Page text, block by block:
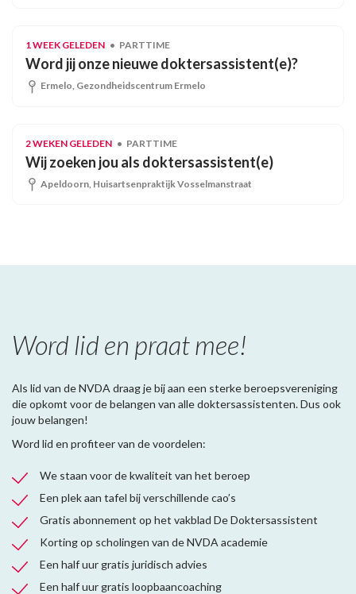
1 WEEK GELEDEN PARTTIME
Word jij onze nieuwe doktersassistent(e)?
Ermelo, Gezondheidscentrum Ermelo
2 WEKEN GELEDEN PARTTIME
Wij zoeken jou als doktersassistent(e)
Apeldoorn, Huisartsenpraktijk Vosselmanstraat
Word lid en praat mee!
Als lid van de NVDA draag je bij aan een sterke beroepsvereniging
die opkomt voor de belangen van alle doktersassistenten. Dus ook
jouw belangen!
Word lid en profiteer van de voordelen:
We staan voor de kwaliteit van het beroep
Een plek aan tafel bij verschillende cao’s
Gratis abonnement op het vakblad De Doktersassistent
Korting op scholingen van de NVDA academie
Een half uur gratis juridisch advies
Een half uur gratis loopbaancoaching